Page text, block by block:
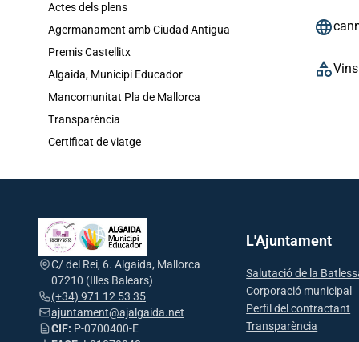
Actes dels plens
Agermanament amb Ciudad Antigua
Premis Castellitx
Algaida, Municipi Educador
Mancomunitat Pla de Mallorca
Transparència
Certificat de viatge
language
categoryVins
C/ del Rei, 6. Algaida, Mallorca
07210 (Illes Balears)
(+34) 971 12 53 35
ajuntament@ajalgaida.net
CIF: P-0700400-E
L'Ajuntament
Salutació de la
Corporació municipal
Perfil del contractant
Transparència